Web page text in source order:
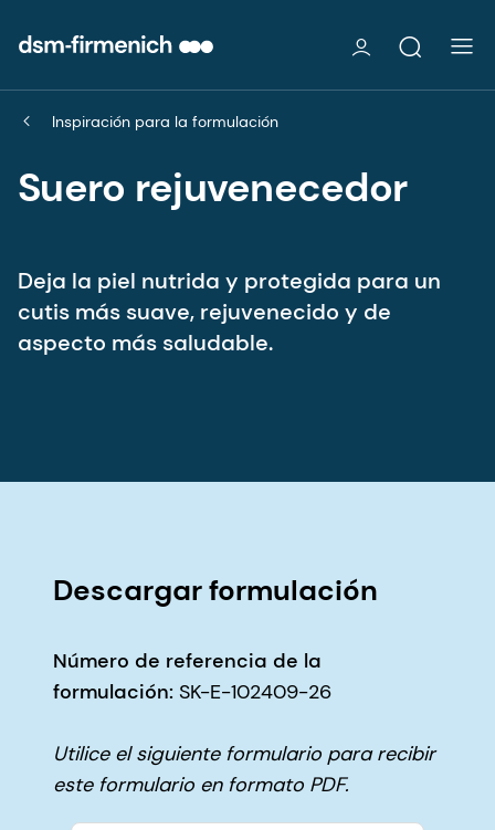
Inspiración para la formulación
Suero rejuvenecedor
Deja la piel nutrida y protegida para un
cutis más suave, rejuvenecido y de
aspecto más saludable.
Descargar formulación
Número de referencia de la
formulación: SK-E-102409-26
Utilice el siguiente formulario para recibir
este formulario en formato PDF.